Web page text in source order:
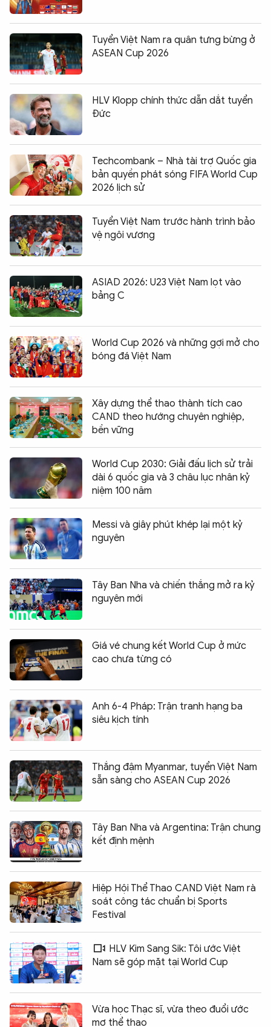
Tuyển Việt Nam ra quân tưng bừng ở
ASEAN Cup 2026
HLV Klopp chính thức dẫn dắt tuyển
Đức
Techcombank – Nhà tài trợ Quốc gia
bản quyền phát sóng FIFA World Cup
2026 lịch sử
Tuyển Việt Nam trước hành trình bảo
vệ ngôi vương
ASIAD 2026: U23 Việt Nam lọt vào
bảng C
World Cup 2026 và những gợi mở cho
bóng đá Việt Nam
Xây dựng thể thao thành tích cao
CAND theo hướng chuyên nghiệp,
bền vững
World Cup 2030: Giải đấu lịch sử trải
dài 6 quốc gia và 3 châu lục nhân kỷ
niệm 100 năm
Messi và giây phút khép lại một kỷ
nguyên
Tây Ban Nha và chiến thắng mở ra kỷ
nguyên mới
Giá vé chung kết World Cup ở mức
cao chưa từng có
Anh 6-4 Pháp: Trận tranh hạng ba
siêu kịch tính
Thắng đậm Myanmar, tuyển Việt Nam
sẵn sàng cho ASEAN Cup 2026
Tây Ban Nha và Argentina: Trận chung
kết định mệnh
Hiệp Hội Thể Thao CAND Việt Nam rà
soát công tác chuẩn bị Sports
Festival
HLV Kim Sang Sik: Tôi ước Việt
Nam sẽ góp mặt tại World Cup
Vừa học Thạc sĩ, vừa theo đuổi ước
mơ thể thao